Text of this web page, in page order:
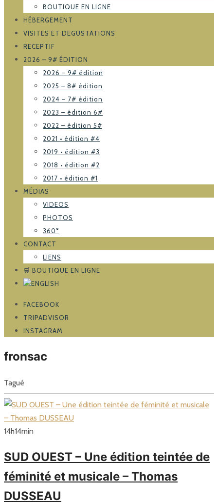
BOUTIQUE EN LIGNE
HÉBERGEMENT
VISITES ET DEGUSTATIONS
RECEPTIF
2026 – 9# ÉDITION
2026 – 9# édition
2025 – 8# édition
2024 – 7# édition
2023 – édition 6#
2022 – édition 5#
2021 • édition #4
2019 • édition #3
2018 • édition #2
2017 • édition #1
MÉDIAS
VIDEOS
PHOTOS
360°
CONTACT
LIENS
🛒 BOUTIQUE EN LIGNE
FACEBOOK
TRIPADVISOR
INSTAGRAM
fronsac
Tagué
14h14min
SUD OUEST – Une édition teintée de
féminité et musicale – Thomas
DUSSEAU